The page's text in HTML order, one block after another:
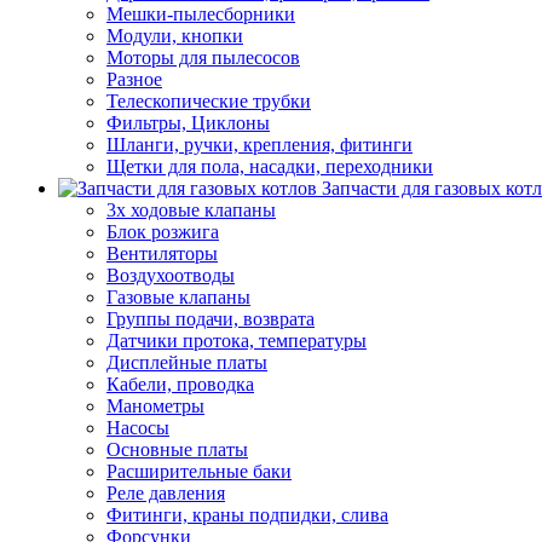
Мешки-пылесборники
Модули, кнопки
Моторы для пылесосов
Разное
Телескопические трубки
Фильтры, Циклоны
Шланги, ручки, крепления, фитинги
Щетки для пола, насадки, переходники
Запчасти для газовых
3х ходовые клапаны
Блок розжига
Вентиляторы
Воздухоотводы
Газовые клапаны
Группы подачи, возврата
Датчики протока, температуры
Дисплейные платы
Кабели, проводка
Манометры
Насосы
Основные платы
Расширительные баки
Реле давления
Фитинги, краны подпидки, слива
Форсунки